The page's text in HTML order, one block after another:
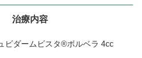
治療内容
ダームビスタ®ボルベラ 4cc